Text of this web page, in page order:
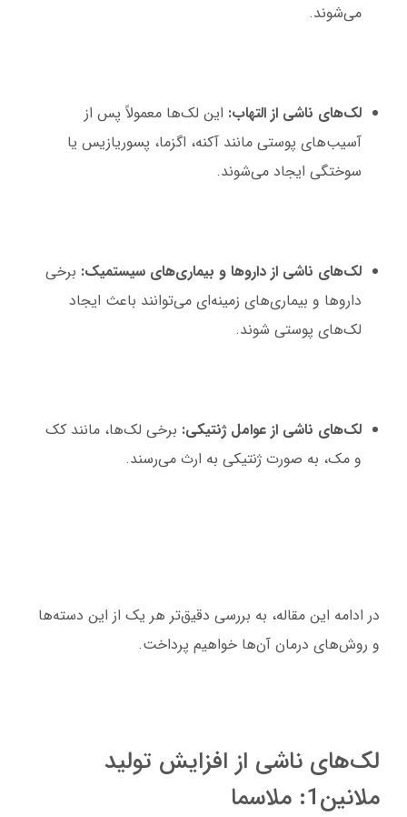
می‌شوند.
لک‌های ناشی از التهاب: این لک‌ها معمولاً پس از
آسیب‌های پوستی مانند آکنه، اگزما، پسوریازیس یا
سوختگی ایجاد می‌شوند.
لک‌های ناشی از داروها و بیماری‌های سیستمیک: برخی
داروها و بیماری‌های زمینه‌ای می‌توانند باعث ایجاد
لک‌های پوستی شوند.
لک‌های ناشی از عوامل ژنتیکی: برخی لک‌ها، مانند کک
و مک، به صورت ژنتیکی به ارث می‌رسند.
در ادامه این مقاله، به بررسی دقیق‌تر هر یک از این دسته‌ها
و روش‌های درمان آن‌ها خواهیم پرداخت.
لک‌های ناشی از افزایش تولید
ملانین1: ملاسما